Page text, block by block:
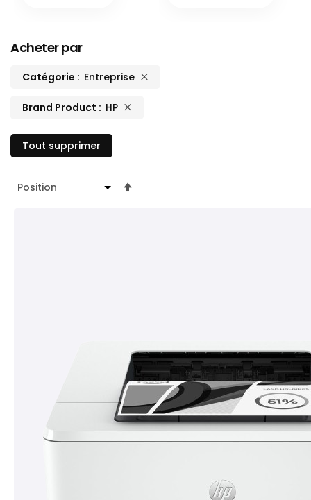
Acheter par
Catégorie Entreprise
Brand Product HP
Tout supprimer